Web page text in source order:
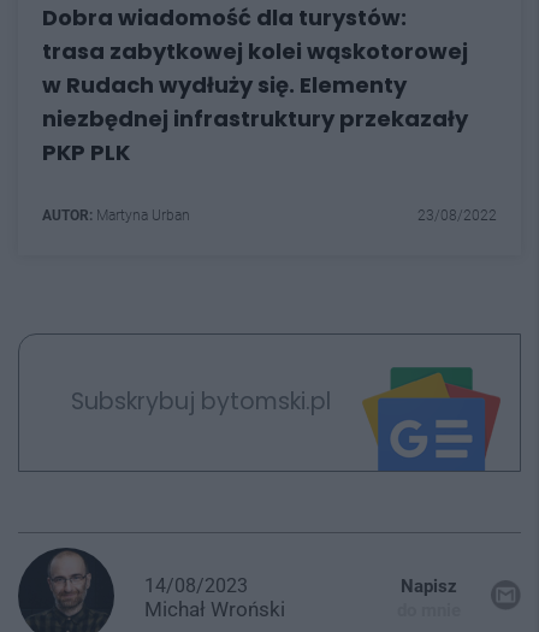
Dobra wiadomość dla turystów:
trasa zabytkowej kolei wąskotorowej
w Rudach wydłuży się. Elementy
niezbędnej infrastruktury przekazały
PKP PLK
AUTOR: Martyna Urban 23/08/2022
Subskrybuj bytomski.pl
14/08/2023
Michał Wroński
Napisz